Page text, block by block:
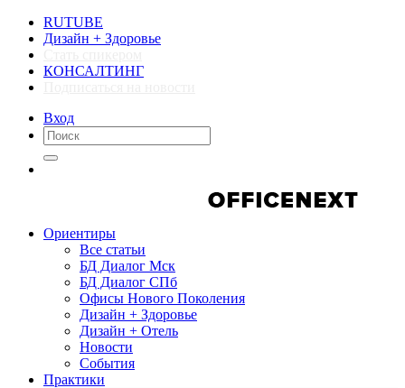
RUTUBE
Дизайн + Здоровье
КОНСАЛТИНГ
Вход
Ориентиры
Все статьи
БД Диалог Мск
БД Диалог СПб
Офисы Нового Поколения
Дизайн + Здоровье
Дизайн + Отель
Новости
События
Практики